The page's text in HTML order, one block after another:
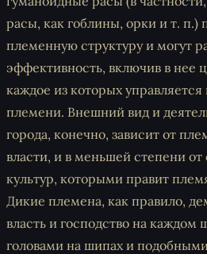
расы, как гоблины, орки и т. п.)
племенную структуру и могут
эффективность, включив в нее
каждое из которых
племени. Внешний вид и
города, конечно, зависит от
власти, и в меньшей степени от
культур, которыми правит
Дикие племена, как правило,
власть и господство на каждом
головами на шипах и